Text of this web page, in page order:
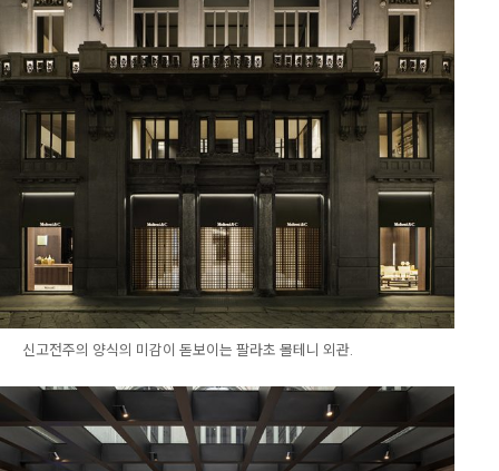
신고전주의 양식의 미감이 돋보이는 팔라초 몰테니 외관.